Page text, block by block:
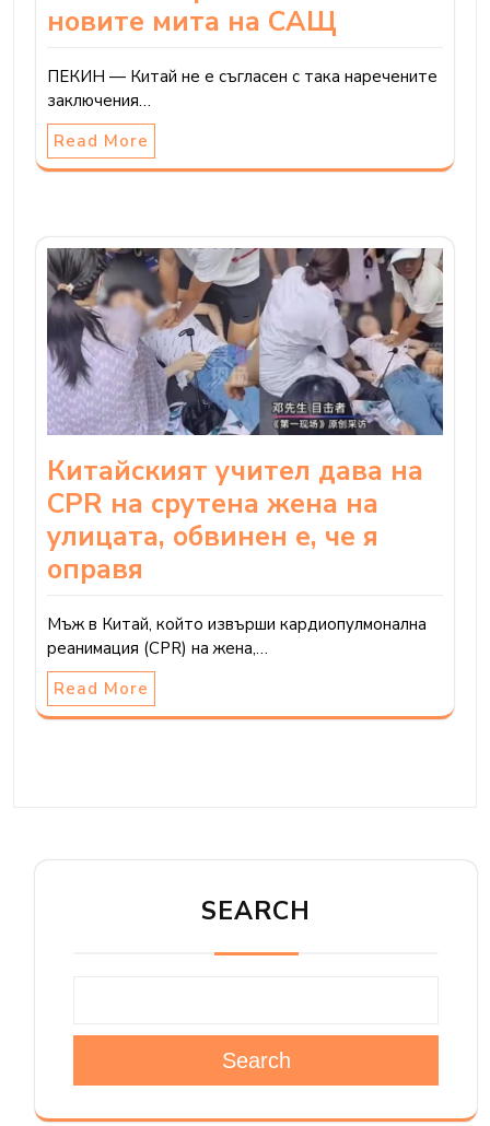
новите мита на САЩ
ПЕКИН — Китай не е съгласен с така наречените
заключения…
Read More
Китайският учител дава на
CPR на срутена жена на
улицата, обвинен е, че я
оправя
Мъж в Китай, който извърши кардиопулмонална
реанимация (CPR) на жена,…
Read More
SEARCH
Search